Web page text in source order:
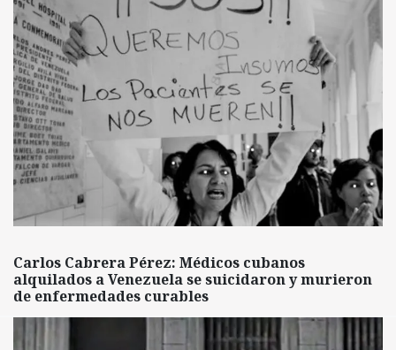
Carlos Cabrera Pérez: Médicos cubanos
alquilados a Venezuela se suicidaron y murieron
de enfermedades curables